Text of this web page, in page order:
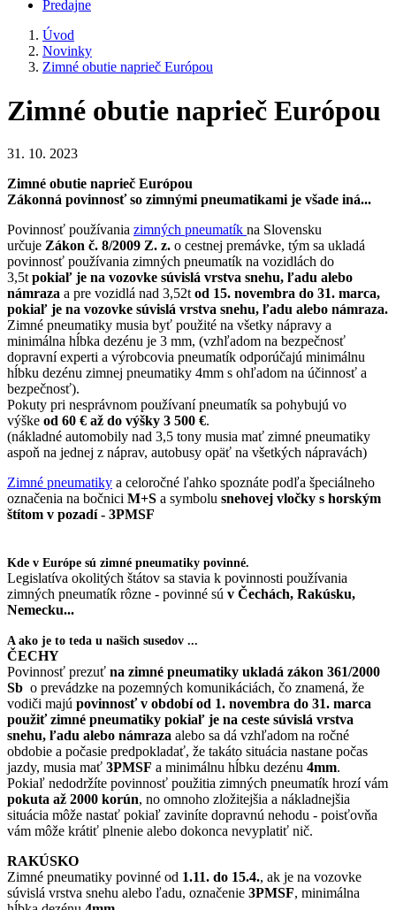
Predajne
Úvod
Novinky
Zimné obutie naprieč Európou
Zimné obutie naprieč Európou
31. 10. 2023
Zimné obutie naprieč Európou
Zákonná povinnosť so zimnými pneumatikami je všade iná...
Povinnosť používania zimných pneumatík na Slovensku
určuje Zákon č. 8/2009 Z. z. o cestnej premávke, tým sa ukladá
povinnosť používania zimných pneumatík na vozidlách do
3,5t pokiaľ je na vozovke súvislá vrstva snehu, ľadu alebo
námraza a pre vozidlá nad 3,52t od 15. novembra do 31. marca,
pokiaľ je na vozovke súvislá vrstva snehu, ľadu alebo námraza.
Zimné pneumatiky musia byť použité na všetky nápravy a
minimálna hĺbka dezénu je 3 mm, (vzhľadom na bezpečnosť
dopravní experti a výrobcovia pneumatík odporúčajú minimálnu
hĺbku dezénu zimnej pneumatiky 4mm s ohľadom na účinnosť a
bezpečnosť).
Pokuty pri nesprávnom používaní pneumatík sa pohybujú vo
výške od 60 € až do výšky 3 500 €.
(nákladné automobily nad 3,5 tony musia mať zimné pneumatiky
aspoň na jednej z náprav, autobusy opäť na všetkých nápravách)
Zimné pneumatiky a celoročné ľahko spoznáte podľa špeciálneho
označenia na bočnici M+S a symbolu snehovej vločky s horským
štítom v pozadí - 3PMSF
Kde v Európe sú zimné pneumatiky povinné.
Legislatíva okolitých štátov sa stavia k povinnosti používania
zimných pneumatík rôzne - povinné sú v Čechách, Rakúsku,
Nemecku...
A ako je to teda u našich susedov ...
ČECHY
Povinnosť prezuť na zimné pneumatiky ukladá zákon 361/2000
Sb o prevádzke na pozemných komunikáciách, čo znamená, že
vodiči majú povinnosť v období od 1. novembra do 31. marca
použiť zimné pneumatiky pokiaľ je na ceste súvislá vrstva
snehu, ľadu alebo námraza alebo sa dá vzhľadom na ročné
obdobie a počasie predpokladať, že takáto situácia nastane počas
jazdy, musia mať 3PMSF a minimálnu hĺbku dezénu 4mm.
Pokiaľ nedodržíte povinnosť použitia zimných pneumatík hrozí vám
pokuta až 2000 korún, no omnoho zložitejšia a nákladnejšia
situácia môže nastať pokiaľ zaviníte dopravnú nehodu - poisťovňa
vám môže krátiť plnenie alebo dokonca nevyplatiť nič.
RAKÚSKO
Zimné pneumatiky povinné od 1.11. do 15.4., ak je na vozovke
súvislá vrstva snehu alebo ľadu, označenie 3PMSF, minimálna